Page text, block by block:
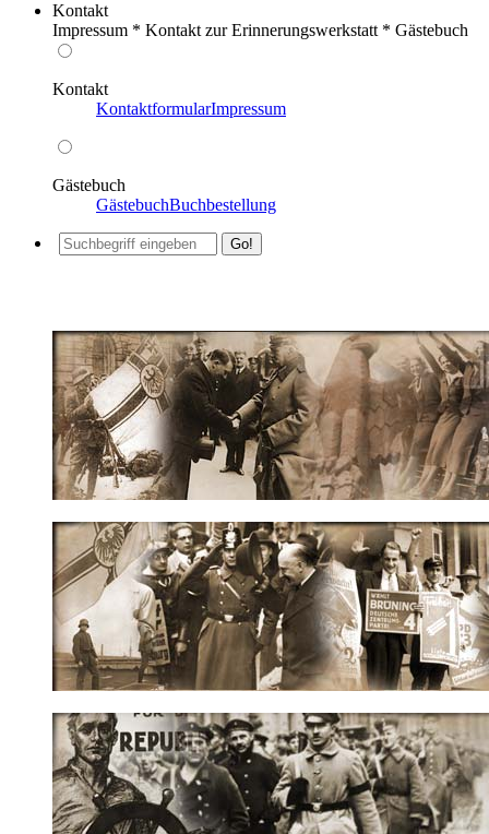
Kontakt
Impressum * Kontakt zur Erinnerungswerkstatt * Gästebuch
Kontakt
KontaktformularImpressum
Gästebuch
GästebuchBuchbestellung